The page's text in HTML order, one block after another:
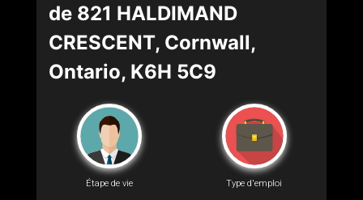
de 821 HALDIMAND
CRESCENT, Cornwall,
Ontario, K6H 5C9
Étape de vie Type d'emploi